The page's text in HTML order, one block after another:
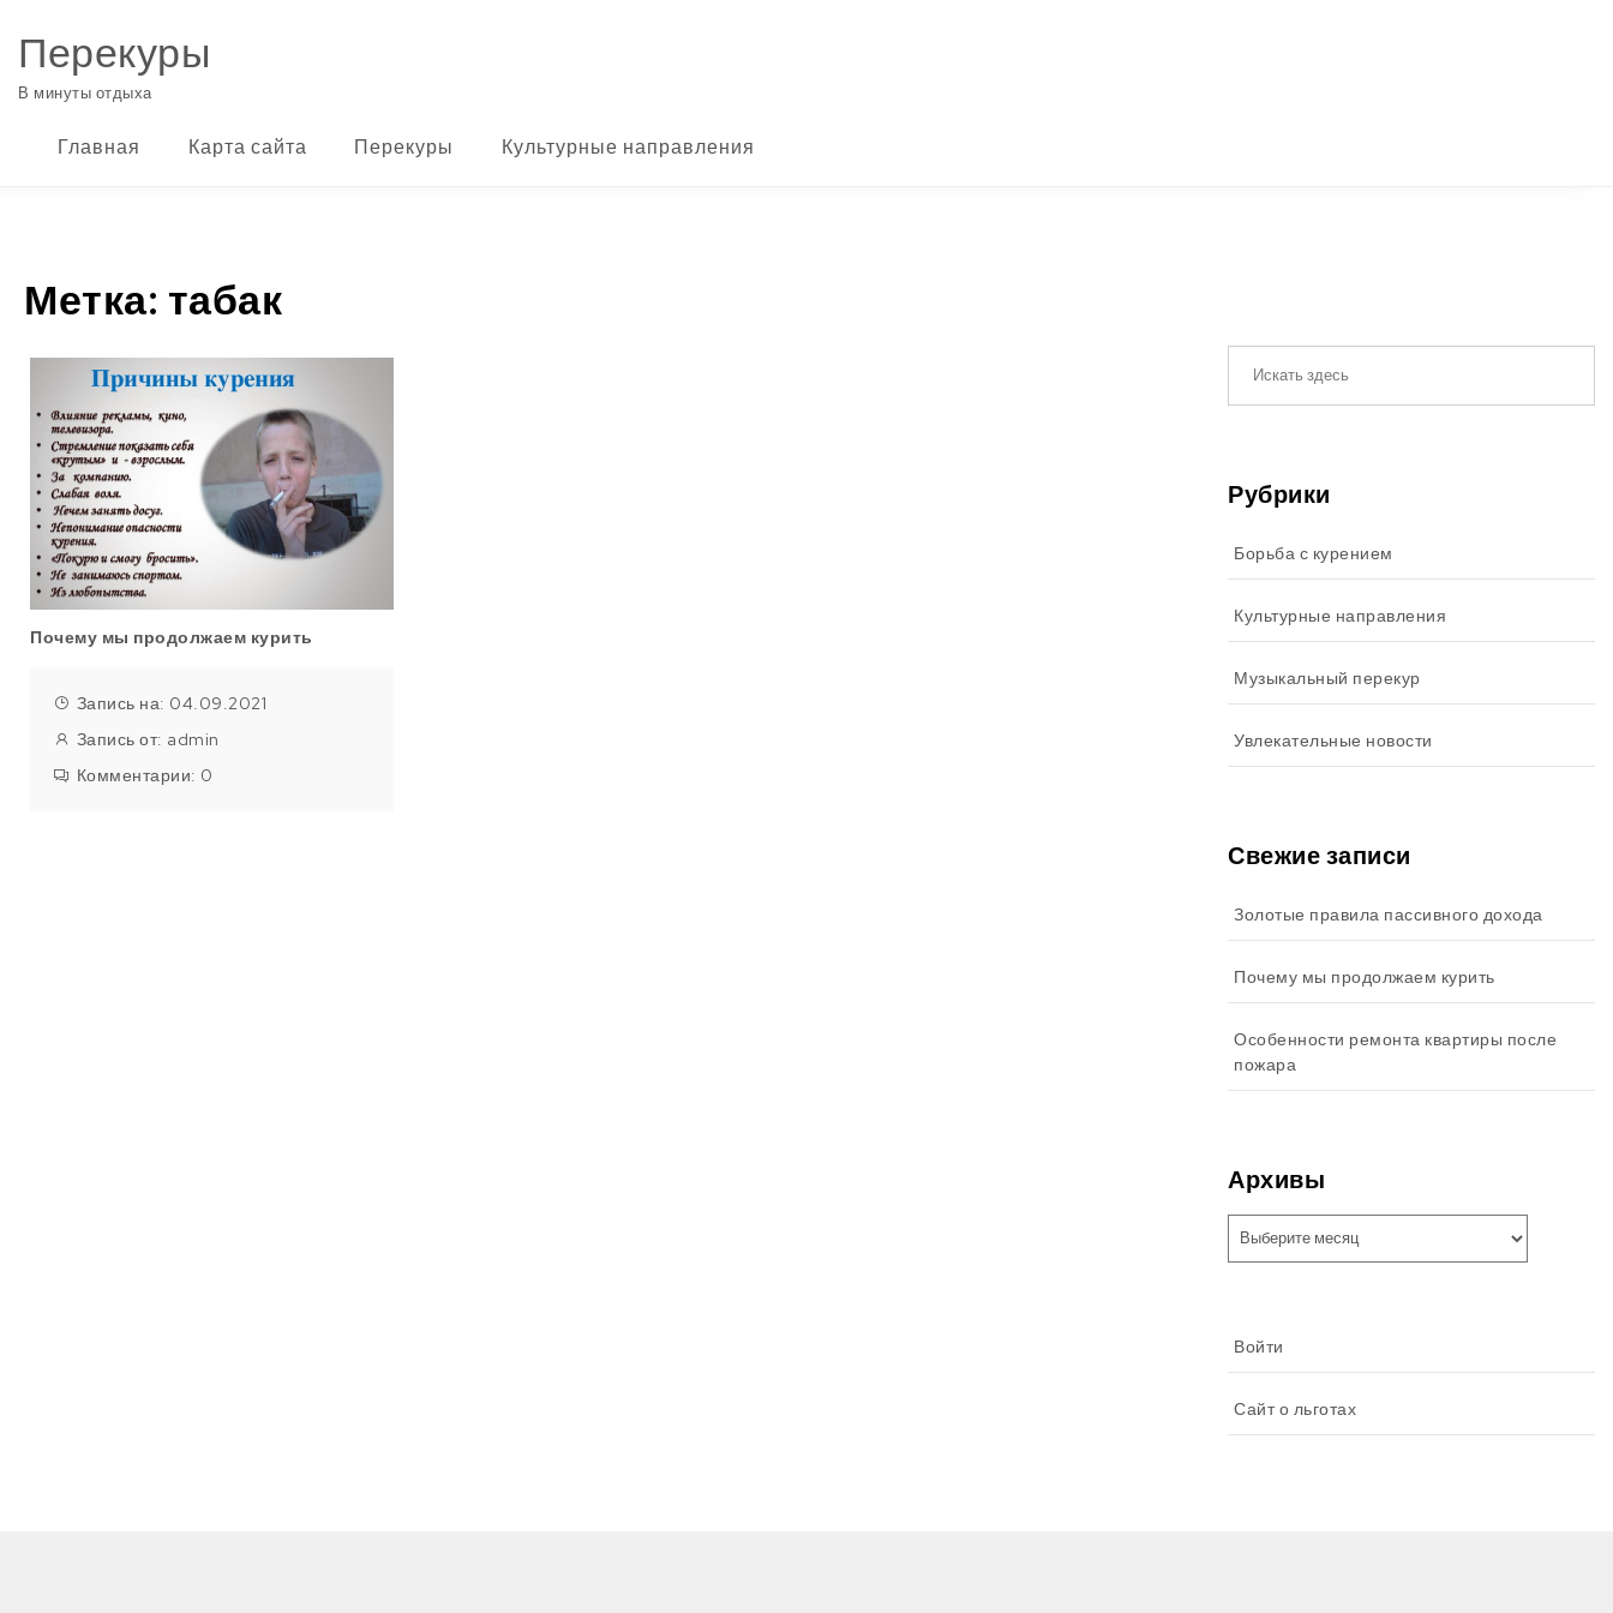
Перекуры
В минуты отдыха
Главная Карта сайта Перекуры Культурные направления
Метка: табак
Почему мы продолжаем курить
Запись на: 04.09.2021
Запись от: admin
Комментарии: 0
Рубрики
Борьба с курением
Культурные направления
Музыкальный перекур
Увлекательные новости
Свежие записи
Золотые правила пассивного дохода
Почему мы продолжаем курить
Особенности ремонта квартиры после
пожара
Архивы
Войти
Сайт о льготах